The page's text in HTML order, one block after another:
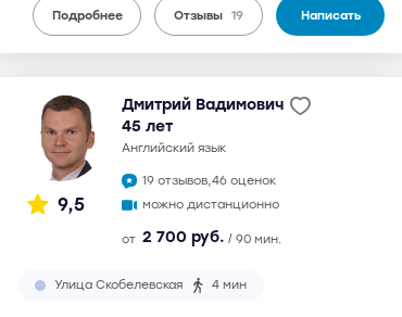
Подробнее Отзывы 19 Написать
9,5
Дмитрий Вадимович
45 лет
английский язык
19 отзывов,46 оценок
можно дистанционно
от 2 700 руб. / 90 мин.
Улица Скобелевская 4 мин